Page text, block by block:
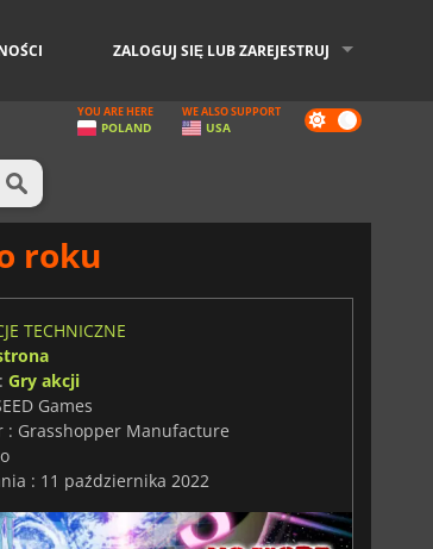
ZALOGUJ SIĘ LUB ZAREJESTRUJ
Dark
mode
YOU ARE HERE
POLAND
WE ALSO SUPPORT
USA
roku
TECHNICZNE
Gry akcji
Games
: Grasshopper Manufacture
: 11 października 2022